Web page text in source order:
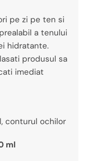
pe zi pe ten si
a tenului
hidratante.
produsul sa
imediat
conturul ochilor
ml